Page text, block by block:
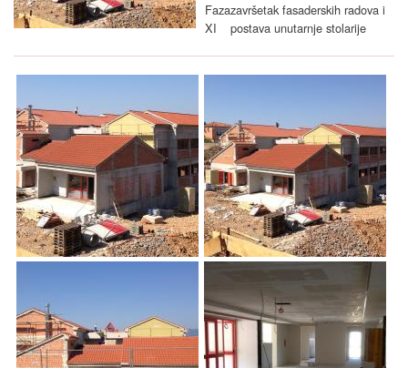
Faza
XI
završetak fasaderskih radova i
postava unutarnje stolarije